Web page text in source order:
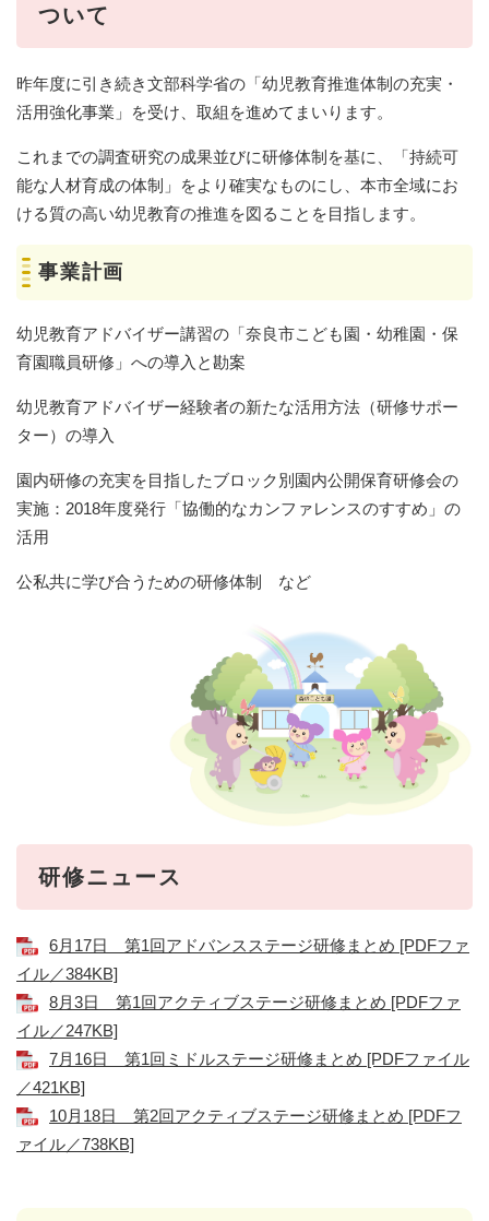
ついて
昨年度に引き続き文部科学省の「幼児教育推進体制の充実・
活用強化事業」を受け、取組を進めてまいります。
これまでの調査研究の成果並びに研修体制を基に、「持続可
能な人材育成の体制」をより確実なものにし、本市全域にお
ける質の高い幼児教育の推進を図ることを目指します。
事業計画
幼児教育アドバイザー講習の「奈良市こども園・幼稚園・保
育園職員研修」への導入と勘案
幼児教育アドバイザー経験者の新たな活用方法（研修サポー
ター）の導入
園内研修の充実を目指したブロック別園内公開保育研修会の
実施：2018年度発行「協働的なカンファレンスのすすめ」の
活用
公私共に学び合うための研修体制 など
研修ニュース
6月17日 第1回アドバンスステージ研修まとめ [PDFファ
イル／384KB]
8月3日 第1回アクティブステージ研修まとめ [PDFファ
イル／247KB]
7月16日 第1回ミドルステージ研修まとめ [PDFファイル
／421KB]
10月18日 第2回アクティブステージ研修まとめ [PDFフ
ァイル／738KB]